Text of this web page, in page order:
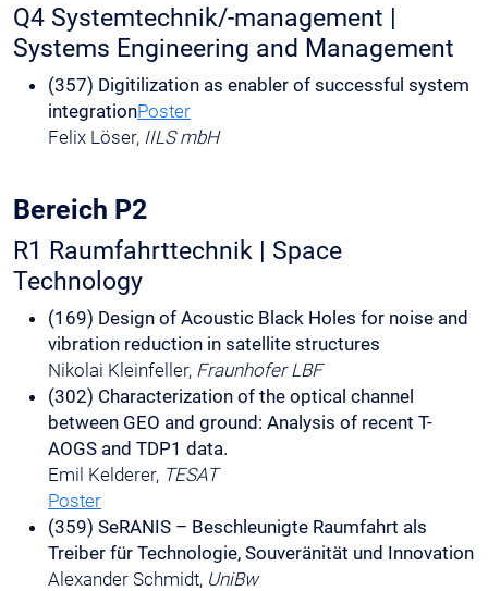
Q4 Systemtechnik/-management |
Systems Engineering and Management
(357) Digitilization as enabler of successful system
integrationPoster
Felix Löser, IILS mbH
Bereich P2
R1 Raumfahrttechnik | Space
Technology
(169) Design of Acoustic Black Holes for noise and
vibration reduction in satellite structures
Nikolai Kleinfeller, Fraunhofer LBF
(302) Characterization of the optical channel
between GEO and ground: Analysis of recent T-
AOGS and TDP1 data.
Emil Kelderer, TESAT
Poster
(359) SeRANIS – Beschleunigte Raumfahrt als
Treiber für Technologie, Souveränität und Innovation
Alexander Schmidt, UniBw